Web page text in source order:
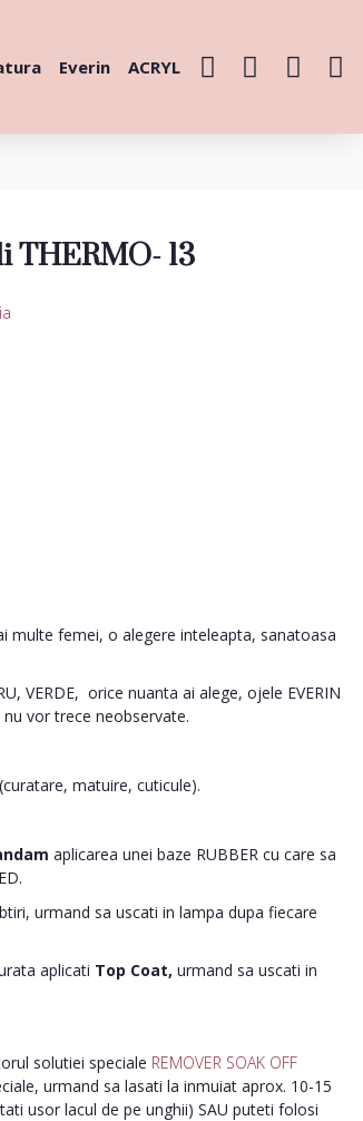
Everin ACRYL
THERMO- 13
multe femei, o alegere inteleapta, sanatoasa
VERDE, orice nuanta ai alege, ojele EVERIN
vor trece neobservate.
matuire, cuticule).
aplicarea unei baze RUBBER cu care sa
urmand sa uscati in lampa dupa fiecare
aplicati Top Coat, urmand sa uscati in
solutiei speciale REMOVER SOAK OFF
urmand sa lasati la inmuiat aprox. 10-15
usor lacul de pe unghii) SAU puteti folosi